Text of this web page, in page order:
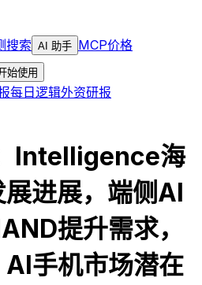
搜索 AI 助手 MCP价格
始使用
每日逻辑外资研报
Intelligence海
进展，端侧AI
提升需求，
手机市场潜在